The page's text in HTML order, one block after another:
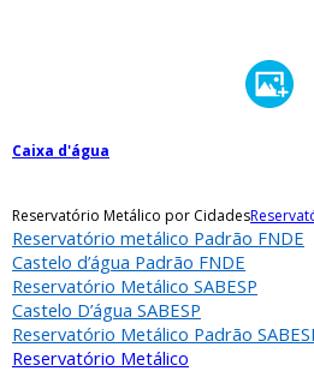
Caixa d'água
Reservatório Metálico por Cidades
Reservatório metálico Padrão FNDE
Castelo d’água Padrão FNDE
Reservatório Metálico SABESP
Castelo D’água SABESP
Reservatório Metálico Padrão
Reservatório Metálico